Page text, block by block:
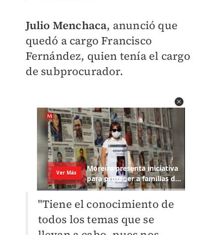
Julio Menchaca, anunció que
quedó a cargo Francisco
Fernández, quien tenía el cargo
de subprocurador.
"Tiene el conocimiento de
todos los temas que se